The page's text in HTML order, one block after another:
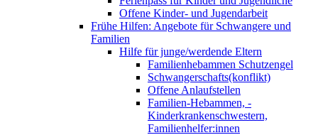
Offene Kinder- und Jugendarbeit
Frühe Hilfen: Angebote für Schwangere und
Familien
Hilfe für junge/werdende Eltern
Familienhebammen Schutzengel
Schwangerschafts(konflikt)
Offene Anlaufstellen
Familien-Hebammen, -
Kinderkrankenschwestern,
Familienhelfer:innen